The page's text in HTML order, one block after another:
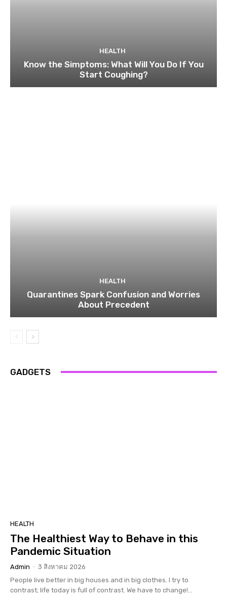
HEALTH
Know the Simptoms: What Will You Do If You
Start Coughing?
HEALTH
Quarantines Spark Confusion and Worries
About Precedent
GADGETS
HEALTH
The Healthiest Way to Behave in this
Pandemic Situation
Admin - 3 สิงหาคม 2026
People live better in big houses and in big clothes. I try to
contrast; life today is full of contrast. We have to change!...